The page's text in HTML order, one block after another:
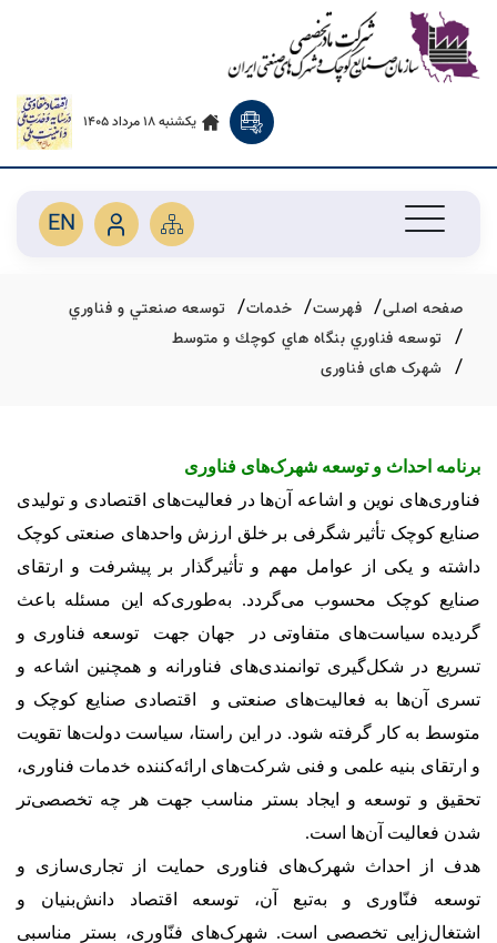
یکشنبه 18 مرداد 1405
EN
صفحه اصلی فهرست خدمات
توسعه صنعتي و فناوري
توسعه فناوري بنگاه هاي كوچك و متوسط
شهرک های فناوری
برنامه احداث و توسعه شهرک‌های فناوری
فناوری‌های نوین و اشاعه آن‌ها در فعالیت‌های اقتصادی و تولیدی
صنایع کوچک تأثیر شگرفی بر خلق ارزش واحدهای صنعتی کوچک
داشته و یکی از عوامل مهم و تأثیرگذار بر پیشرفت و ارتقای
صنایع کوچک محسوب می‌گردد. به‌طوری‌که این مسئله باعث
گردیده سیاست‌های متفاوتی در جهان جهت توسعه فناوری و
تسریع در شکل‌گیری توانمندی‌های فناورانه و همچنین اشاعه و
تسری آن‌ها به فعالیت‌های صنعتی و اقتصادی صنایع کوچک و
متوسط به کار گرفته شود. در این راستا، سیاست دولت‌ها تقویت
و ارتقای بنیه علمی و فنی شرکت‌های ارائه‌کننده خدمات فناوری،
تحقیق و توسعه و ایجاد بستر مناسب جهت هر چه تخصصی‌تر
شدن فعالیت آن‌ها است.
هدف از احداث شهرک‌های فناوری حمایت از تجاری‌سازی و
توسعه فنّاوری و به‌تبع آن، توسعه اقتصاد دانش‌بنیان و
اشتغال‌زایی تخصصی است. شهرک‌های فنّاوری، بستر مناسبی